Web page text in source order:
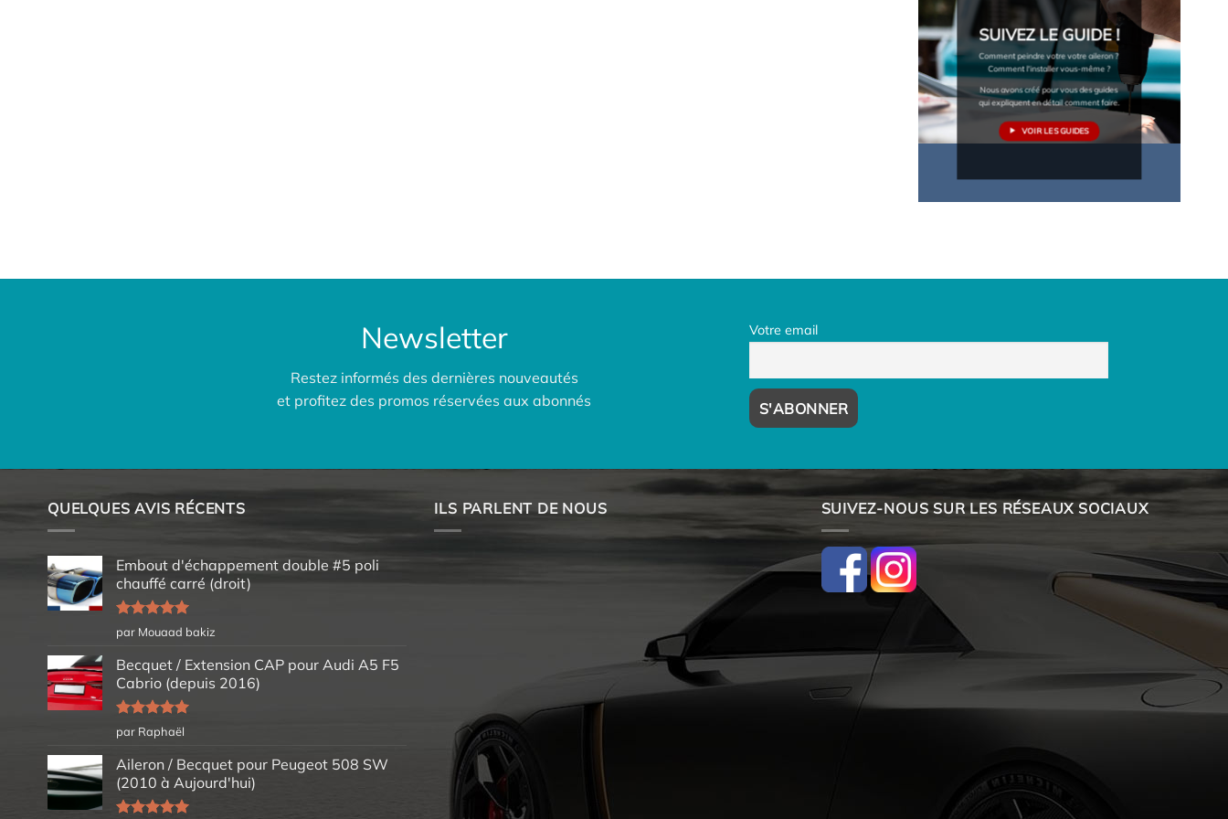
SUIVEZ LE GUIDE !
Comment peindre votre votre aileron ?
Comment l'installer vous-même ?
Nous avons créé pour vous des guides
qui expliquent en détail comment faire.
VOIR LES GUIDES
Newsletter
Restez informés des dernières nouveautés
et profitez des promos réservées aux abonnés
Votre email
QUELQUES AVIS RÉCENTS
Embout d'échappement double #5 poli
chauffé carré (droit)
Note5sur
5
par Mouaad bakiz
Becquet / Extension CAP pour Audi A5 F5
Cabrio (depuis 2016)
Note5sur
5
par Raphaël
Aileron / Becquet pour Peugeot 508 SW
(2010 à Aujourd'hui)
ILS PARLENT DE NOUS SUIVEZ-NOUS SUR LES RÉSEAUX SOCIAUX